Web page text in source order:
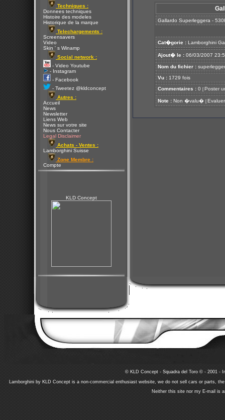
Techniques :
Donnees techniques
Histoire des modeles
Historique de la marque
Telechargements :
Screensavers
Video
Skin ' s Winamp
Social network :
- Video Youtube
- Instagram
- Facebook
- Tweetez @kldconcept
Autres :
Accueil
News
Newsletter
Liens Web
News sur votre site
Nous Contacter
Legal Disclaimer
Achats - Ventes :
Lamborghini Suisse
Zone Membre :
Compte
KLD Concept
Gallardo Superleggera -
Cat�gorie : Lamborghini
Ajout� le : 06/03/2007
Nom du fichier :
Vu : 1729 fois
Commentaires : 0 [ Poster
Note : Non �valu� [ Evaluer
© KLD Concept - Squadra del Toro © - 2001 -
Lamborghini by KLD Concept is a non-commercial enthusiast website, we do not sell cars or parts,
Neither this site nor my E-mail is